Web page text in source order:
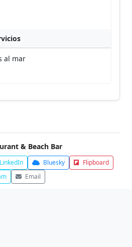
al mar
& Beach Bar
LinkedIn Bluesky
Flipboard
Email